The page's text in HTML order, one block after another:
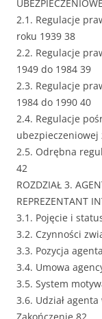
2.1. Regulacje
roku 1939 38
2.2. Regulacje
1949 do 1984 39
2.3. Regulacje
1984 do 1990 40
2.4. Regulacje
ubezpieczeniowej
2.5. Odrębna
42
ROZDZIAŁ 3.
REPREZENTANT
3.1. Pojęcie i
3.2. Czynności
3.3. Pozycja
3.4. Umowa
3.5. System
3.6. Udział